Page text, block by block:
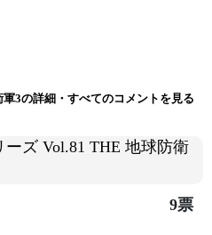
軍3の詳細・すべてのコメントを見る
ーズ Vol.81 THE 地球防衛
9票